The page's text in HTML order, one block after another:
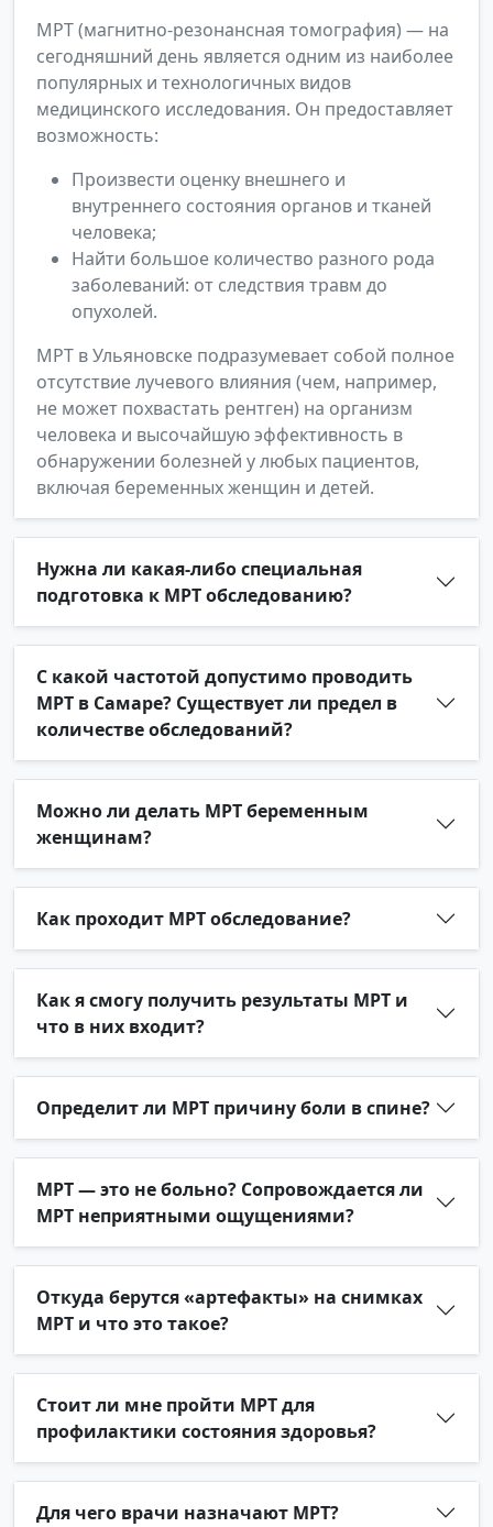
МРТ (магнитно-резонансная томография) — на
сегодняшний день является одним из наиболее
популярных и технологичных видов
медицинского исследования. Он предоставляет
возможность:
Произвести оценку внешнего и
внутреннего состояния органов и тканей
человека;
Найти большое количество разного рода
заболеваний: от следствия травм до
опухолей.
МРТ в Ульяновске подразумевает собой полное
отсутствие лучевого влияния (чем, например,
не может похвастать рентген) на организм
человека и высочайшую эффективность в
обнаружении болезней у любых пациентов,
включая беременных женщин и детей.
Нужна ли какая-либо специальная
подготовка к МРТ обследованию?
С какой частотой допустимо проводить
МРТ в Самаре? Существует ли предел в
количестве обследований?
Можно ли делать МРТ беременным
женщинам?
Как проходит МРТ обследование?
Как я смогу получить результаты МРТ и
что в них входит?
Определит ли МРТ причину боли в спине?
МРТ — это не больно? Сопровождается ли
МРТ неприятными ощущениями?
Откуда берутся «артефакты» на снимках
МРТ и что это такое?
Стоит ли мне пройти МРТ для
профилактики состояния здоровья?
Для чего врачи назначают МРТ?